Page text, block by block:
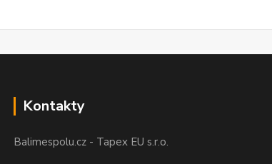
Kontakty
Balimespolu.cz - Tapex EU s.r.o.